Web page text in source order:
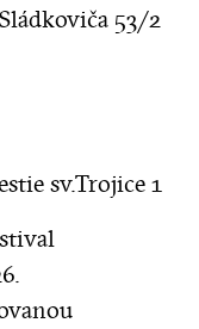
53/2
sv.Trojice 1